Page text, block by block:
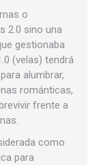
o
2.0 sino una
gestionaba
(velas) tendrá
alumbrar,
románticas,
frente a
como
para